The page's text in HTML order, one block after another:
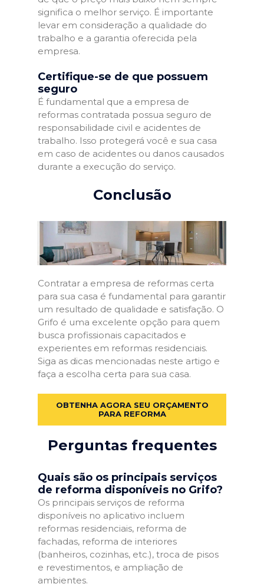
significa o melhor serviço. É importante
levar em consideração a qualidade do
trabalho e a garantia oferecida pela
empresa.
Certifique-se de que possuem
seguro
É fundamental que a empresa de
reformas contratada possua seguro de
responsabilidade civil e acidentes de
trabalho. Isso protegerá você e sua casa
em caso de acidentes ou danos causados
durante a execução do serviço.
Conclusão
Contratar a empresa de reformas certa
para sua casa é fundamental para garantir
um resultado de qualidade e satisfação. O
Grifo é uma excelente opção para quem
busca profissionais capacitados e
experientes em reformas residenciais.
Siga as dicas mencionadas neste artigo e
faça a escolha certa para sua casa.
OBTENHA AGORA SEU ORÇAMENTO
PARA REFORMA
Perguntas frequentes
Quais são os principais serviços
de reforma disponíveis no Grifo?
Os principais serviços de reforma
disponíveis no aplicativo incluem
reformas residenciais, reforma de
fachadas, reforma de interiores
(banheiros, cozinhas, etc.), troca de pisos
e revestimentos, e ampliação de
ambientes.